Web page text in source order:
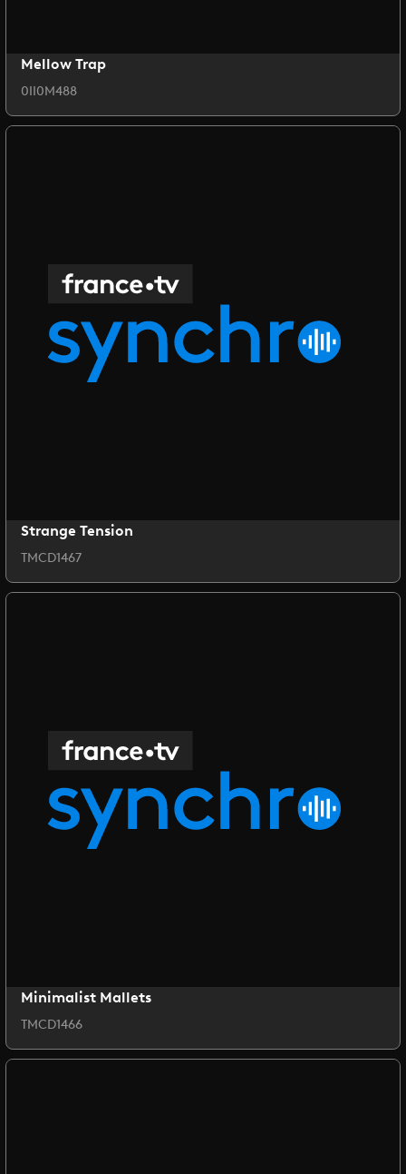
Mellow Trap
0II0M488
Strange Tension
TMCD1467
Minimalist Mallets
TMCD1466